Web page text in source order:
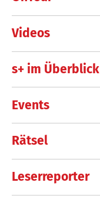
Videos
s+ im Überblick
Events
Rätsel
Leserreporter